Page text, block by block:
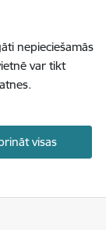
nepieciešamās
var tikt
visas